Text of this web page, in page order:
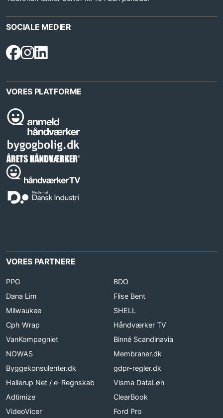
SOCIALE MEDIER
VORES PLATFORME
VORES PARTNERE
PPG
BDO
Dana Lim
Flise Bent
Milwaukee
SHELL
Cph Wrap
Håndværker TV
VanKompagniet
Binné Scandinavia
NOWAS
Membraner.dk
Byggekonsulenter.dk
gdpr-regler.dk
Hallerup Net / e-Regnskab
Visma DataLøn
Adtimize
ClearBook
VideoVicer
Ford Pro